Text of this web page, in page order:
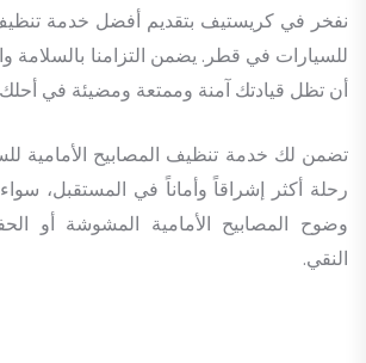
نفخر في كريستيف بتقديم أفضل خدمة تنظيف
للسيارات في قطر. يضمن التزامنا بالسلامة
أن تظل قيادتك آمنة وممتعة ومضيئة في
تضمن لك خدمة تنظيف المصابيح الأمامية
رحلة أكثر إشراقاً وأماناً في المستقبل،
وضوح المصابيح الأمامية المشوشة أو
النقي.